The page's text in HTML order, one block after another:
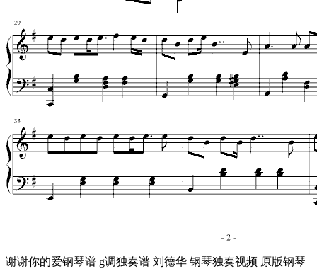
谢谢你的爱钢琴谱 g调独奏谱 刘德华 钢琴独奏视频 原版钢琴